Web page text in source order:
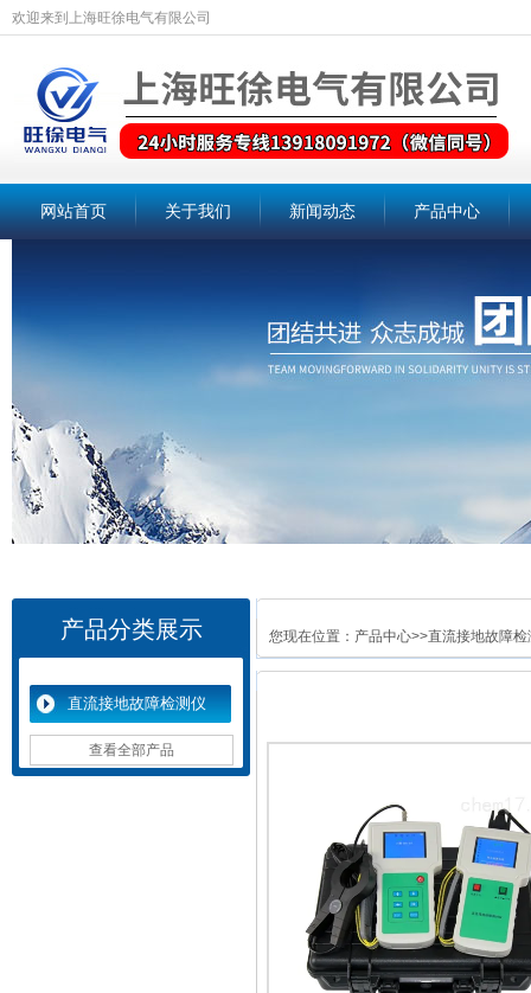
欢迎来到上海旺徐电气有限公司
网站首页 关于我们 新闻动态 产品中心
产品分类展示
直流接地故障检测仪
查看全部产品
您现在位置： 产品中心>>直流接地故障检